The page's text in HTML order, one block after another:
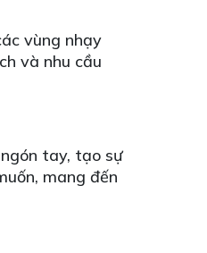
vùng nhạy
và nhu cầu
tay, tạo sự
mang đến